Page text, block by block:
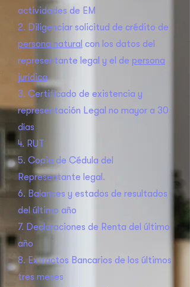
actividades de EM
2. Diligenciar solicitud de crédito de
persona natural con los datos del
representante legal y el de persona
jurídica.
3. Certificado de existencia y
representación Legal no mayor a 30
días
4. RUT
5. Copia de Cédula del
Representante legal.
6. Balances y estados de resultados
del último año
7. Declaraciones de Renta del último
año
8. Extractos Bancarios de los últimos
tres meses